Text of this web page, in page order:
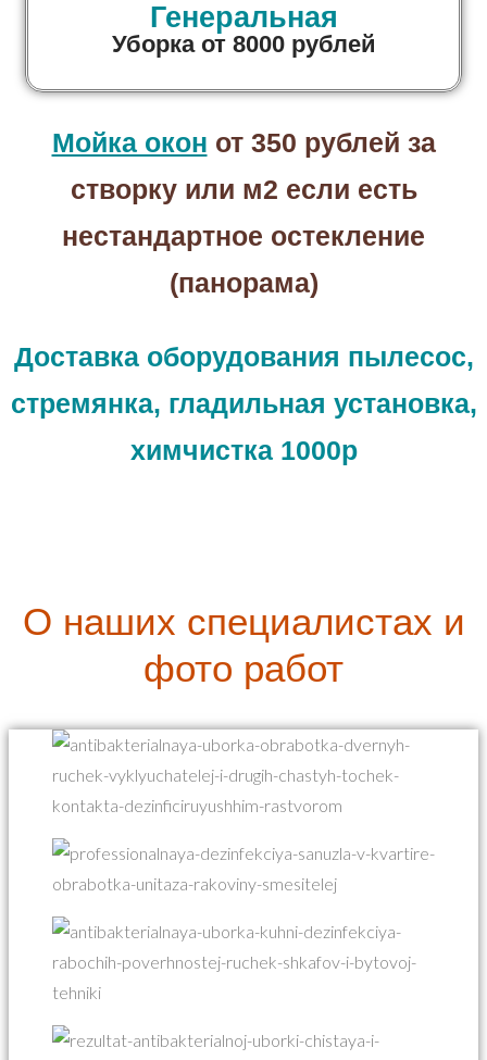
Генеральная
Уборка от 8000 рублей
Мойка окон от 350 рублей за
створку или м2 если есть
нестандартное остекление
(панорама)
Доставка оборудования пылесос,
стремянка, гладильная установка,
химчистка 1000р
О наших специалистах и
фото работ